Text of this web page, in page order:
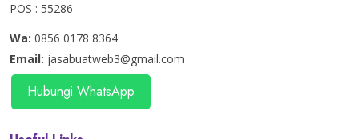
POS : 55286
Wa: 0856 0178 8364
Email: jasabuatweb3@gmail.com
Hubungi WhatsApp